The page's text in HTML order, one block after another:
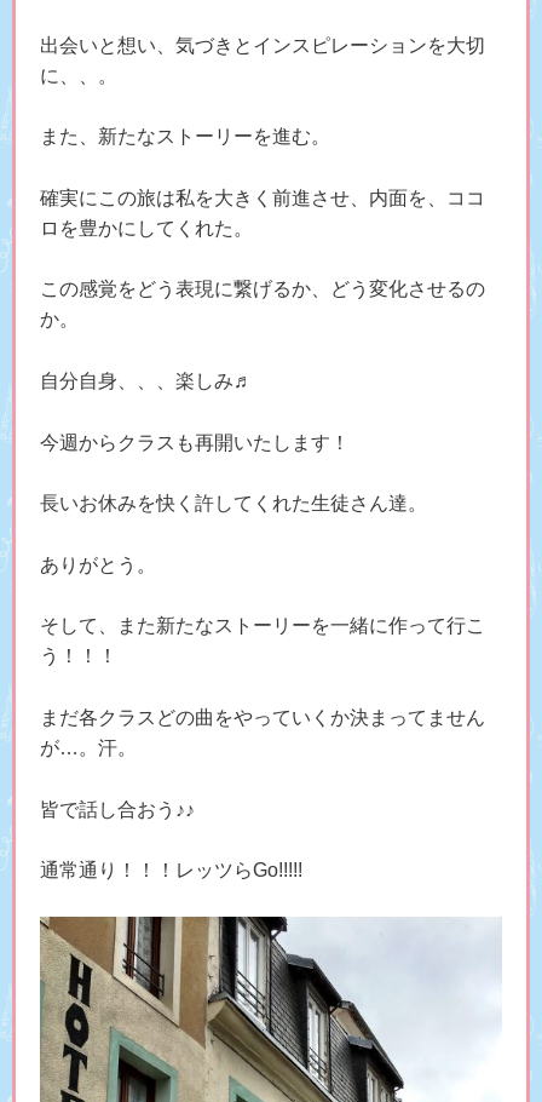
出会いと想い、気づきとインスピレーションを大切
に、、。
また、新たなストーリーを進む。
確実にこの旅は私を大きく前進させ、内面を、ココ
ロを豊かにしてくれた。
この感覚をどう表現に繋げるか、どう変化させるの
か。
自分自身、、、楽しみ♬
今週からクラスも再開いたします！
長いお休みを快く許してくれた生徒さん達。
ありがとう。
そして、また新たなストーリーを一緒に作って行こ
う！！！
まだ各クラスどの曲をやっていくか決まってません
が…。汗。
皆で話し合おう♪♪
通常通り！！！レッツらGo!!!!!